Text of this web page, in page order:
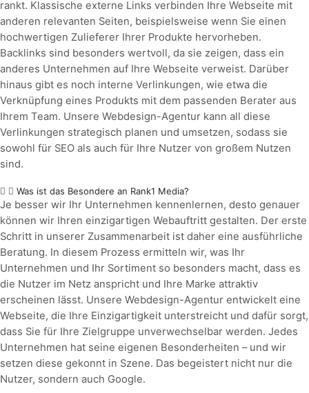
rankt. Klassische externe Links verbinden Ihre Webseite mit
anderen relevanten Seiten, beispielsweise wenn Sie einen
hochwertigen Zulieferer Ihrer Produkte hervorheben.
Backlinks sind besonders wertvoll, da sie zeigen, dass ein
anderes Unternehmen auf Ihre Webseite verweist. Darüber
hinaus gibt es noch interne Verlinkungen, wie etwa die
Verknüpfung eines Produkts mit dem passenden Berater aus
Ihrem Team. Unsere Webdesign-Agentur kann all diese
Verlinkungen strategisch planen und umsetzen, sodass sie
sowohl für SEO als auch für Ihre Nutzer von großem Nutzen
sind.
Was ist das Besondere an Rank1 Media?
Je besser wir Ihr Unternehmen kennenlernen, desto genauer
können wir Ihren einzigartigen Webauftritt gestalten. Der erste
Schritt in unserer Zusammenarbeit ist daher eine ausführliche
Beratung. In diesem Prozess ermitteln wir, was Ihr
Unternehmen und Ihr Sortiment so besonders macht, dass es
die Nutzer im Netz anspricht und Ihre Marke attraktiv
erscheinen lässt. Unsere Webdesign-Agentur entwickelt eine
Webseite, die Ihre Einzigartigkeit unterstreicht und dafür sorgt,
dass Sie für Ihre Zielgruppe unverwechselbar werden. Jedes
Unternehmen hat seine eigenen Besonderheiten – und wir
setzen diese gekonnt in Szene. Das begeistert nicht nur die
Nutzer, sondern auch Google.